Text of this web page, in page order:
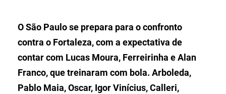
O São Paulo se prepara para o confronto
contra o Fortaleza, com a expectativa de
contar com Lucas Moura, Ferreirinha e Alan
Franco, que treinaram com bola. Arboleda,
Pablo Maia, Oscar, Igor Vinícius, Calleri,